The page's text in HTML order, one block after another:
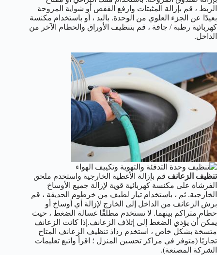
الربط ، قم بإزالة المثبتات وارفع القفص أو شواية المروحة
بعيدًا عن الجزء العلوي من الوحدة. باليد ، أو باستخدام مكنسة
كهربائية رطبة / جافة ، قم بتنظيف الأوراق والحطام الآخر من
الداخل.
تنظيف الزعانف قم بإزالة الأغطية الخارجية واستخدم ملحق
الفرشاة على مكنسة كهربائية قوية لإزالة جميع الأوساخ
الخارجية. ثم ، باستخدام تيار لطيف من خرطوم الحديقة ، قم
برش الزعانف من الداخل إلى الخارج لإزالة أي أوساخ أو
حطام متراكم بينهما. لا تستخدم مطلقًا غسالة الضغط ، حيث
يمكن أن يؤدي الضغط إلى إتلاف الزعانف.إذا كانت الزعانف
متسخة بشكل خاص ، استخدم رذاذ تنظيف الزعانف المتاح
تجاريًا (متوفر في مراكز تحسين المنزل ؛ اقرأ واتبع تعليمات
الشركة المصنعة).